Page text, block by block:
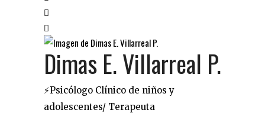
Dimas E. Villarreal P.
⚡️Psicólogo Clínico de niños y
adolescentes/ Terapeuta